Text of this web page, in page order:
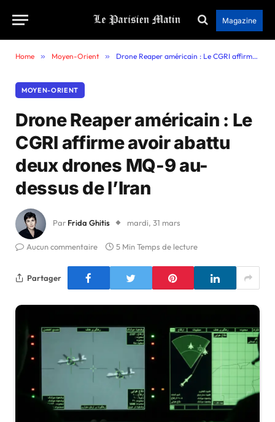
Magazine
Home » Moyen-Orient » Drone Reaper américain : Le CGRI affirme avoir abattu deux drones MQ-9 au-dessus de l’Iran
MOYEN-ORIENT
Drone Reaper américain : Le
CGRI affirme avoir abattu
deux drones MQ-9 au-
dessus de l’Iran
Par Frida Ghitis mardi, 31 mars
Aucun commentaire 5 Min Temps de lecture
Partager